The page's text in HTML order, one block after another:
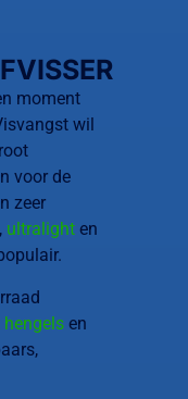
moment
wil
voor de
zeer
ultralight en
hengels en